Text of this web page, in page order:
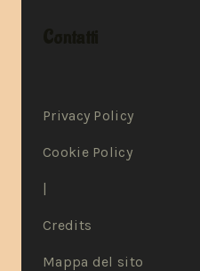
Privacy Policy
Cookie Policy
|
Credits
Mappa del sito